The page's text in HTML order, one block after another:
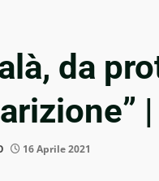
da
16 Aprile 2021